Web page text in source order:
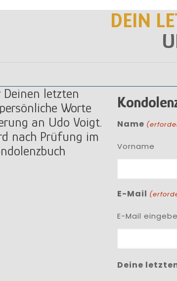
DEIN
letzten
Worte
an Udo Voigt.
nach Prüfung im
Name
Vorname
E-Mail
E-Mail
Deine